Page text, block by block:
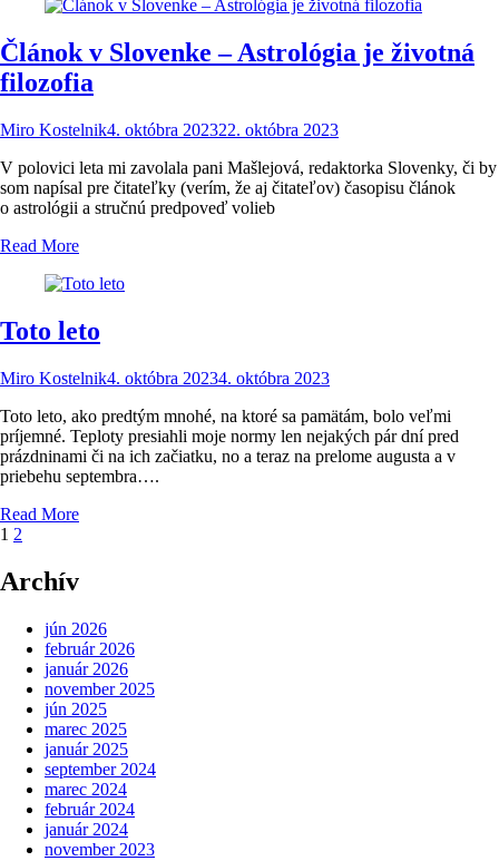
Článok v Slovenke – Astrológia je životná
filozofia
Miro Kostelnik4. októbra 202322. októbra 2023
V polovici leta mi zavolala pani Mašlejová, redaktorka Slovenky, či by
som napísal pre čitateľky (verím, že aj čitateľov) časopisu článok
o astrológii a stručnú predpoveď volieb
Read More
Toto leto
Miro Kostelnik4. októbra 20234. októbra 2023
Toto leto, ako predtým mnohé, na ktoré sa pamätám, bolo veľmi
príjemné. Teploty presiahli moje normy len nejakých pár dní pred
prázdninami či na ich začiatku, no a teraz na prelome augusta a v
priebehu septembra….
Read More
Stránkovanie
príspevkov
1 2
Archív
jún 2026
február 2026
január 2026
november 2025
jún 2025
marec 2025
január 2025
september 2024
marec 2024
február 2024
január 2024
november 2023